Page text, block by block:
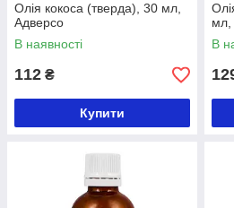
Олія кокоса (тверда), 30 мл,
Адверсо
В наявності
112 ₴
Купити
мл,
В